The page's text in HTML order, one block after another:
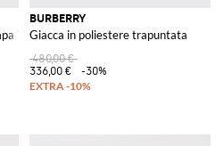
Vintage Check
BURBERRY
Giacca in poliestere trapuntata
480,00 €
336,00 €
-30%